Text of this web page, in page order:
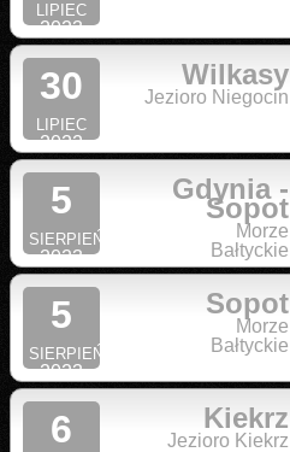
LIPIEC
2023
30
LIPIEC
2022
Wilkasy
Jezioro Niegocin
5
SIERPIEŃ
2023
Gdynia -
Sopot
Morze
Bałtyckie
5
SIERPIEŃ
2023
Sopot
Morze
Bałtyckie
6 Kiekrz
Jezioro Kiekrz